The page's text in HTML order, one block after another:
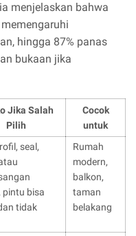
menjelaskan bahwa
hingga 87% panas
bukaan jika
Jika Salah
Pilih
Cocok
untuk
seal,
pintu bisa
tidak
Rumah
modern,
balkon,
taman
belakang